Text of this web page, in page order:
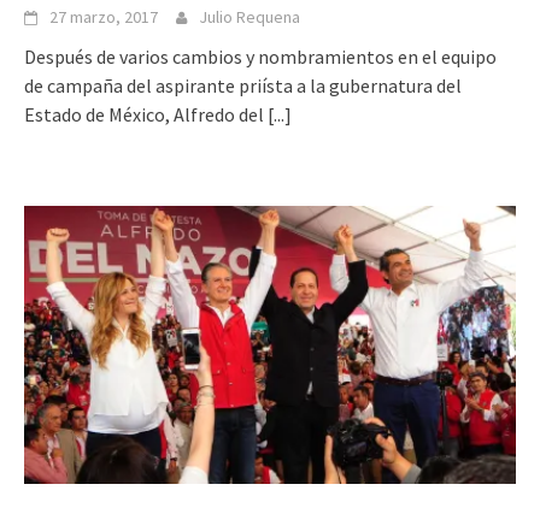
27 marzo, 2017 Julio Requena
Después de varios cambios y nombramientos en el equipo
de campaña del aspirante priísta a la gubernatura del
Estado de México, Alfredo del [...]